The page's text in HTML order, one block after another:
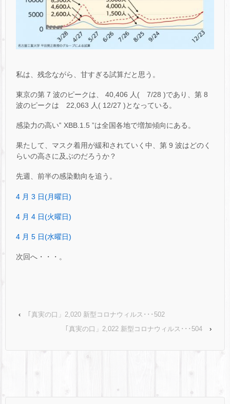
私は、残念ながら、甘すぎる試算だと思う。
東京の第 7 波のピークは、 40,406 人( 7/28 )であり、第 8
波のピークは 22,063 人( 12/27 )となっている。
感染力の高い‟ XBB.1.5 ”は全国各地で増加傾向にある。
果たして、マスク着用が緩和されていく中、第 9 波はどのく
らいの高さに及ぶのだろうか？
先週、前半の感染動向を追う。
4 月 3 日(月曜日)
4 月 4 日(火曜日)
4 月 5 日(水曜日)
次回へ・・・。
‹
｢真実の口」2,020 新型コロナウィルス･･･502
｢真実の口」2,022 新型コロナウィルス･･･504
›